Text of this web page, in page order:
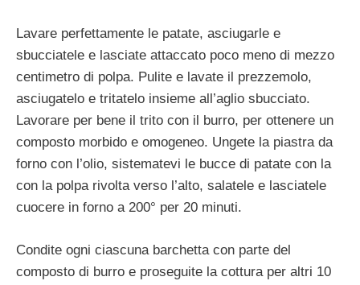
Lavare perfettamente le patate, asciugarle e
sbucciatele e lasciate attaccato poco meno di mezzo
centimetro di polpa. Pulite e lavate il prezzemolo,
asciugatelo e tritatelo insieme all’aglio sbucciato.
Lavorare per bene il trito con il burro, per ottenere un
composto morbido e omogeneo. Ungete la piastra da
forno con l’olio, sistematevi le bucce di patate con la
con la polpa rivolta verso l’alto, salatele e lasciatele
cuocere in forno a 200° per 20 minuti.
Condite ogni ciascuna barchetta con parte del
composto di burro e proseguite la cottura per altri 10